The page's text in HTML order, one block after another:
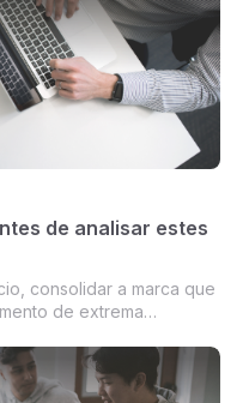
de analisar estes
consolidar a marca que
de extrema
empreender, construir